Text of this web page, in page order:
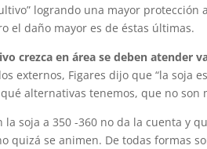
logrando una mayor
el daño mayor es de éstas últimas.
crezca en área se deben atender
externos, Figares dijo que “la soja
alternativas tenemos, que no son
la soja a 350 -360 no da la cuenta y
quizá se animen. De todas formas